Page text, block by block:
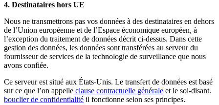
4. Destinataires hors UE
Nous ne transmettrons pas vos données à des destinataires en dehors
de l’Union européenne et de l’Espace économique européen, à
l’exception du traitement de données décrit ci-dessus. Dans cette
gestion des données, les données sont transférées au serveur du
fournisseur de services de la technologie de surveillance que nous
avons confiée.
Ce serveur est situé aux États-Unis. Le transfert de données est basé
sur ce que l’on appelle clause contractuelle générale et le soi-disant.
bouclier de confidentialité il fonctionne selon ses principes.